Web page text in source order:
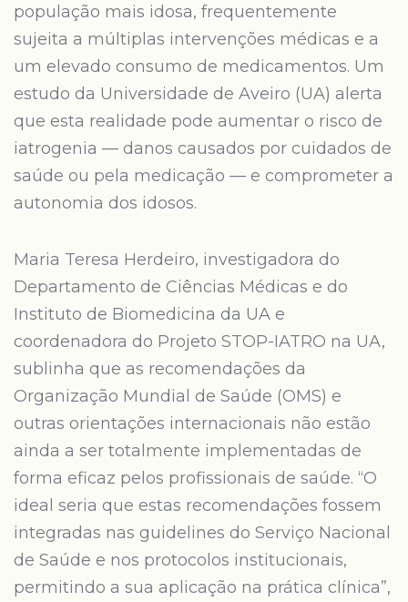
população mais idosa, frequentemente
sujeita a múltiplas intervenções médicas e a
um elevado consumo de medicamentos. Um
estudo da Universidade de Aveiro (UA) alerta
que esta realidade pode aumentar o risco de
iatrogenia — danos causados por cuidados de
saúde ou pela medicação — e comprometer a
autonomia dos idosos.
Maria Teresa Herdeiro, investigadora do
Departamento de Ciências Médicas e do
Instituto de Biomedicina da UA e
coordenadora do Projeto STOP-IATRO na UA,
sublinha que as recomendações da
Organização Mundial de Saúde (OMS) e
outras orientações internacionais não estão
ainda a ser totalmente implementadas de
forma eficaz pelos profissionais de saúde. “O
ideal seria que estas recomendações fossem
integradas nas guidelines do Serviço Nacional
de Saúde e nos protocolos institucionais,
permitindo a sua aplicação na prática clínica”,